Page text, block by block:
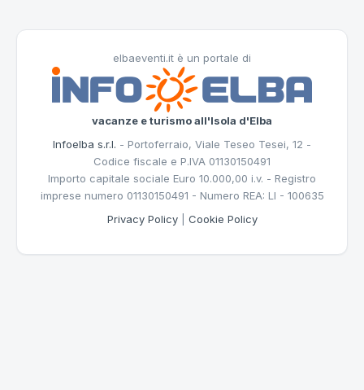
elbaeventi.it è un portale di
vacanze e turismo all'Isola d'Elba
Infoelba s.r.l. - Portoferraio, Viale Teseo Tesei, 12 -
Codice fiscale e P.IVA 01130150491
Importo capitale sociale Euro 10.000,00 i.v. - Registro
imprese numero 01130150491 - Numero REA: LI - 100635
Privacy Policy| Cookie Policy